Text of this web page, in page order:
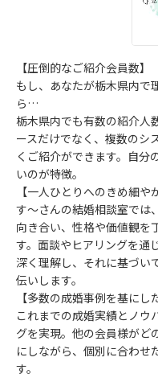
【圧倒的なご紹介会員数】
もし、あなたが栃木県内で
ら…
栃木県内でも有数の紹介人
ースだけでなく、複数のシ
くご紹介ができます。自分
いのが特徴。
【一人ひとりへのきめ細や
す～さんの結婚相談室では
向き合い、性格や価値観を
す。面談やヒアリングを通
深く理解し、それに基づい
伝いします。
【多数の成婚事例を基にし
これまでの成婚実績とノウ
グを実現。他の会員様がど
にしながら、個別に合わせ
す。